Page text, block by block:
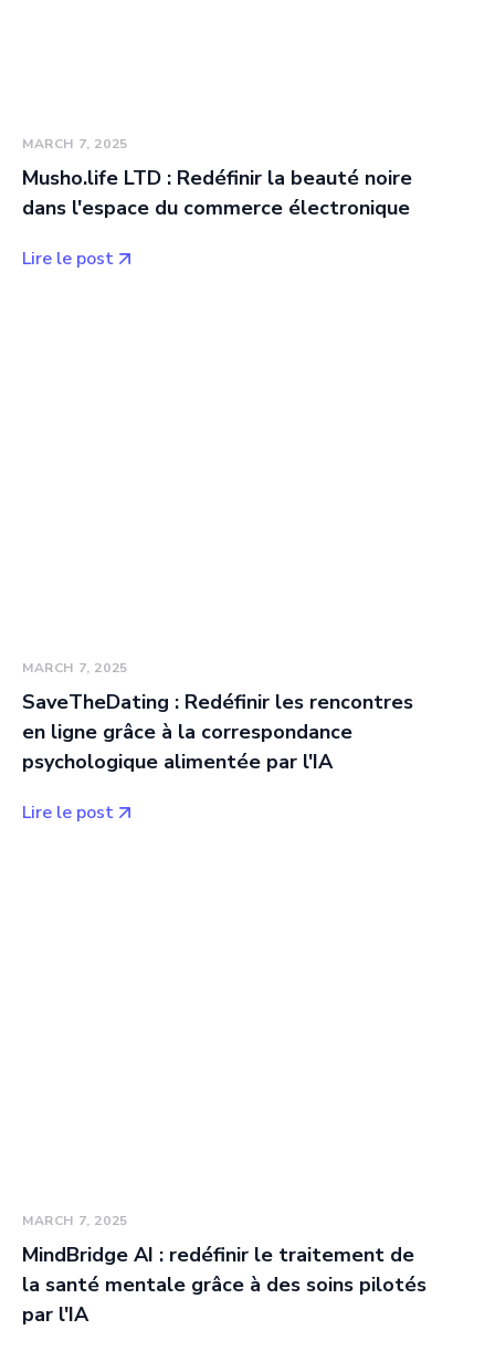
MARCH 7, 2025
Musho.life LTD : Redéfinir la beauté noire
dans l'espace du commerce électronique
Lire le post
MARCH 7, 2025
SaveTheDating : Redéfinir les rencontres
en ligne grâce à la correspondance
psychologique alimentée par l'IA
Lire le post
MARCH 7, 2025
MindBridge AI : redéfinir le traitement de
la santé mentale grâce à des soins pilotés
par l'IA